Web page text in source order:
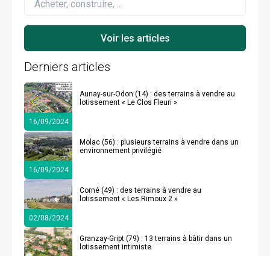
Derniers articles
16/09/2024
Aunay-sur-Odon (14) : des terrains à vendre au
lotissement « Le Clos Fleuri »
16/09/2024
Molac (56) : plusieurs terrains à vendre dans un
environnement privilégié
02/08/2024
Corné (49) : des terrains à vendre au
lotissement « Les Rimoux 2 »
Granzay-Gript (79) : 13 terrains à bâtir dans un
lotissement intimiste